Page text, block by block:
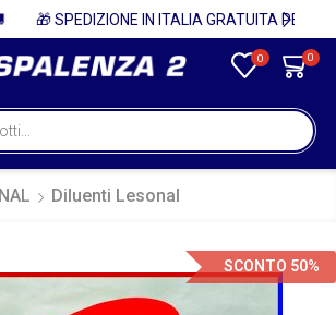
🎁 SPEDIZIONE IN ITALIA GRATUITA PER ORDINI SUPERIORI A 750€ + IVA 🎁
0 0
Diluenti Lesonal
SCONTO 50%